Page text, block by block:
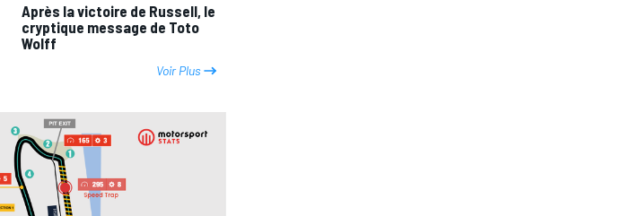
Après la victoire de Russell, le
cryptique message de Toto
Wolff
Voir Plus